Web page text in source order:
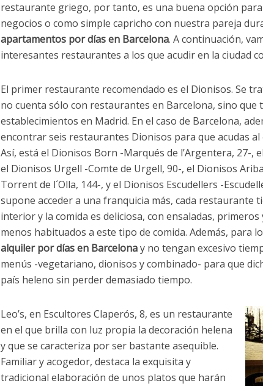
restaurante griego, por tanto, es una buena opción
negocios o como simple capricho con nuestra pareja
apartamentos por días en Barcelona. A continuación,
interesantes restaurantes a los que acudir en la ciudad
El primer restaurante recomendado es el Dionisos. Se
no cuenta sólo con restaurantes en Barcelona, sino que
establecimientos en Madrid. En el caso de Barcelona,
encontrar seis restaurantes Dionisos para que acudas
Así, está el Dionisos Born -Marqués de l’Argentera, 27-,
el Dionisos Urgell -Comte de Urgell, 90-, el Dionisos
Torrent de l´Olla, 144-, y el Dionisos Escudellers -
supone acceder a una franquicia más, cada restaurante
interior y la comida es deliciosa, con ensaladas,
menos habituados a este tipo de comida. Además, para
alquiler por días en Barcelonay no tengan excesivo
menús -vegetariano, dionisos y combinado- para que
país heleno sin perder demasiado tiempo.
Leo’s, en Escultores Claperós, 8, es un restaurante
en el que brilla con luz propia la decoración helena
y que se caracteriza por ser bastante asequible.
Familiar y acogedor, destaca la exquisita y
tradicional elaboración de unos platos que harán